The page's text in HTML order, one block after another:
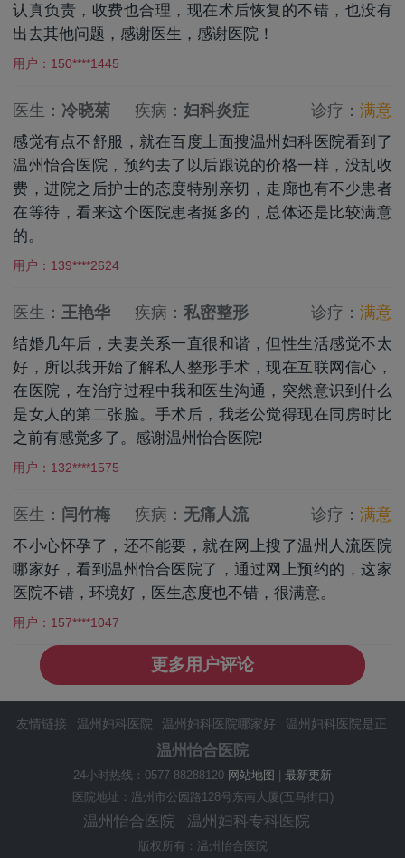
认真负责，收费也合理，现在术后恢复的不错，也没有
出去其他问题，感谢医生，感谢医院！
用户：150****1445
医生： 冷晓菊 疾病：妇科炎症 诊疗： 满意
感觉有点不舒服，就在百度上面搜温州妇科医院看到了
温州怡合医院，预约去了以后跟说的价格一样，没乱收
费，进院之后护士的态度特别亲切，走廊也有不少患者
在等待，看来这个医院患者挺多的，总体还是比较满意
的。
用户：139****2624
医生： 王艳华 疾病：私密整形 诊疗： 满意
结婚几年后，夫妻关系一直很和谐，但性生活感觉不太
好，所以我开始了解私人整形手术，现在互联网信心，
在医院，在治疗过程中我和医生沟通，突然意识到什么
是女人的第二张脸。手术后，我老公觉得现在同房时比
之前有感觉多了。感谢温州怡合医院!
用户：132****1575
医生： 闫竹梅 疾病： 无痛人流 诊疗： 满意
不小心怀孕了，还不能要，就在网上搜了温州人流医院
哪家好，看到温州怡合医院了，通过网上预约的，这家
医院不错，环境好，医生态度也不错，很满意。
用户：157****1047
更多用户评论
友情链接 温州妇科医院 温州妇科医院哪家好
温州妇科医院是正
温州妇科医院排名 温州妇科医院在哪里
温州怡合医院好不好 温州专业妇科医院
温州好的妇科医院
温州治疗妇科医院哪家好
温州妇科专科医院
温州治疗好的妇科
温州怡合医院
24小时热线：0577-88288120 网站地图
最新更新
医院地址：温州市公园路128号东南大厦(五马街口)
温州怡合医院 温州妇科专科医院
版权所有：温州怡合医院